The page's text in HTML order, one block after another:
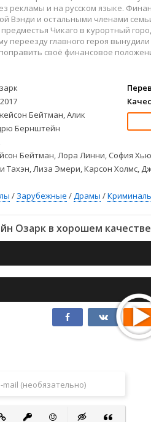
Детские
Драмы
Комедии
рекламы и на русском языке.
Вэнди и остальными членами
Чикаго в курортный
переезду главного героя
своё финансовое
2017
Бейтман, Алик
Бернштейн
Бейтман, Лора Линни, София
Тахэн, Лиза Эмери, Карсон Холмс,
/ Зарубежные /Драмы /
Озарк в хорошем